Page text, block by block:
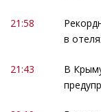
21:58
в
21:43
В